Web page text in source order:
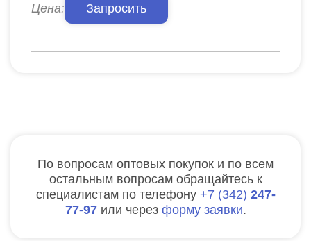
Цена: Запросить
По вопросам оптовых покупок и по всем
остальным вопросам обращайтесь к
специалистам по телефону
7 342 247-
77-97 или через форму заявки.